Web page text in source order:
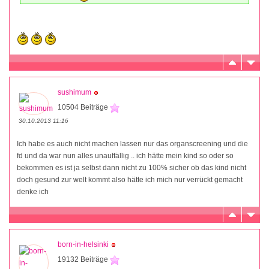
sushimum
10504 Beiträge
30.10.2013 11:16
Ich habe es auch nicht machen lassen nur das organscreening und die
fd und da war nun alles unauffällig .. ich hätte mein kind so oder so
bekommen es ist ja selbst dann nicht zu 100% sicher ob das kind nicht
doch gesund zur welt kommt also hätte ich mich nur verrückt gemacht
denke ich
born-in-helsinki
19132 Beiträge